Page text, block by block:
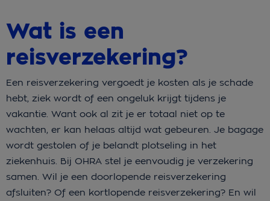
Wat is een
reisverzekering?
Een reisverzekering vergoedt je kosten als je schade
hebt, ziek wordt of een ongeluk krijgt tijdens je
vakantie. Want ook al zit je er totaal niet op te
wachten, er kan helaas altijd wat gebeuren. Je bagage
wordt gestolen of je belandt plotseling in het
ziekenhuis. Bij OHRA stel je eenvoudig je verzekering
samen. Wil je een doorlopende reisverzekering
afsluiten? Of een kortlopende reisverzekering? En wil